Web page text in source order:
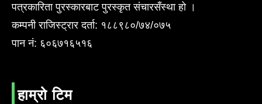
पत्रकारिता पुरस्कारबाट पुरस्कृत संचारसँस्था हो ।
कम्पनी राजिस्ट्रार दर्ता: १८८९८०/७४/०७५
पान नं: ६०६७१६५१६
हाम्रो टिम